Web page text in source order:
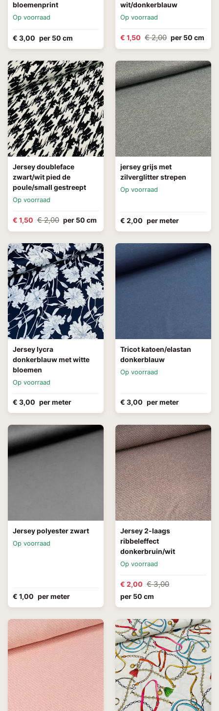
bloemenprint
Op voorraad
€ 3,00 per 50 cm
wit/donkerblauw
Op voorraad
€ 1,50 € 2,00 per 50 cm
Jersey doubleface
zwart/wit pied de
poule/small gestreept
Op voorraad
€ 1,50 € 2,00 per 50 cm
jersey grijs met
zilverglitter strepen
Op voorraad
€ 2,00 per meter
Jersey lycra
donkerblauw met witte
bloemen
Op voorraad
€ 3,00 per meter
Tricot katoen/elastan
donkerblauw
Op voorraad
€ 3,00 per meter
Jersey polyester zwart
Op voorraad
€ 1,00 per meter
Jersey 2-laags
ribbeleffect
donkerbruin/wit
Op voorraad
€ 2,00 € 3,00
per 50 cm